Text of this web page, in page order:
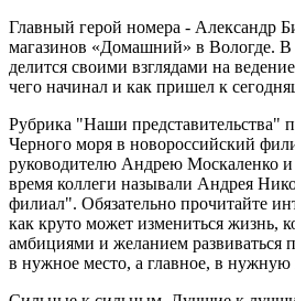
Главный герой номера - Александр
магазинов «Домашний» в Вологде.
делится своими взглядами на
чего начинал и как пришел к
Рубрика "Наши представительства"
Черного моря в новороссийский
руководителю Андрею Москаленко и
время коллеги называли Андрея
филиал". Обязательно прочитайте
как круто может измениться жизнь,
амбициями и желанием развиваться
в нужное место, а главное, в